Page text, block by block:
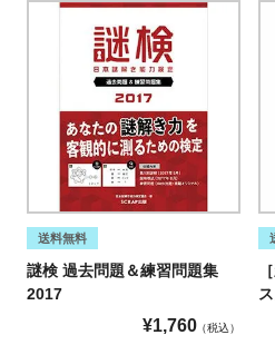
送料無料
謎検 過去問題＆練習問題集
2017
¥1,760 税込